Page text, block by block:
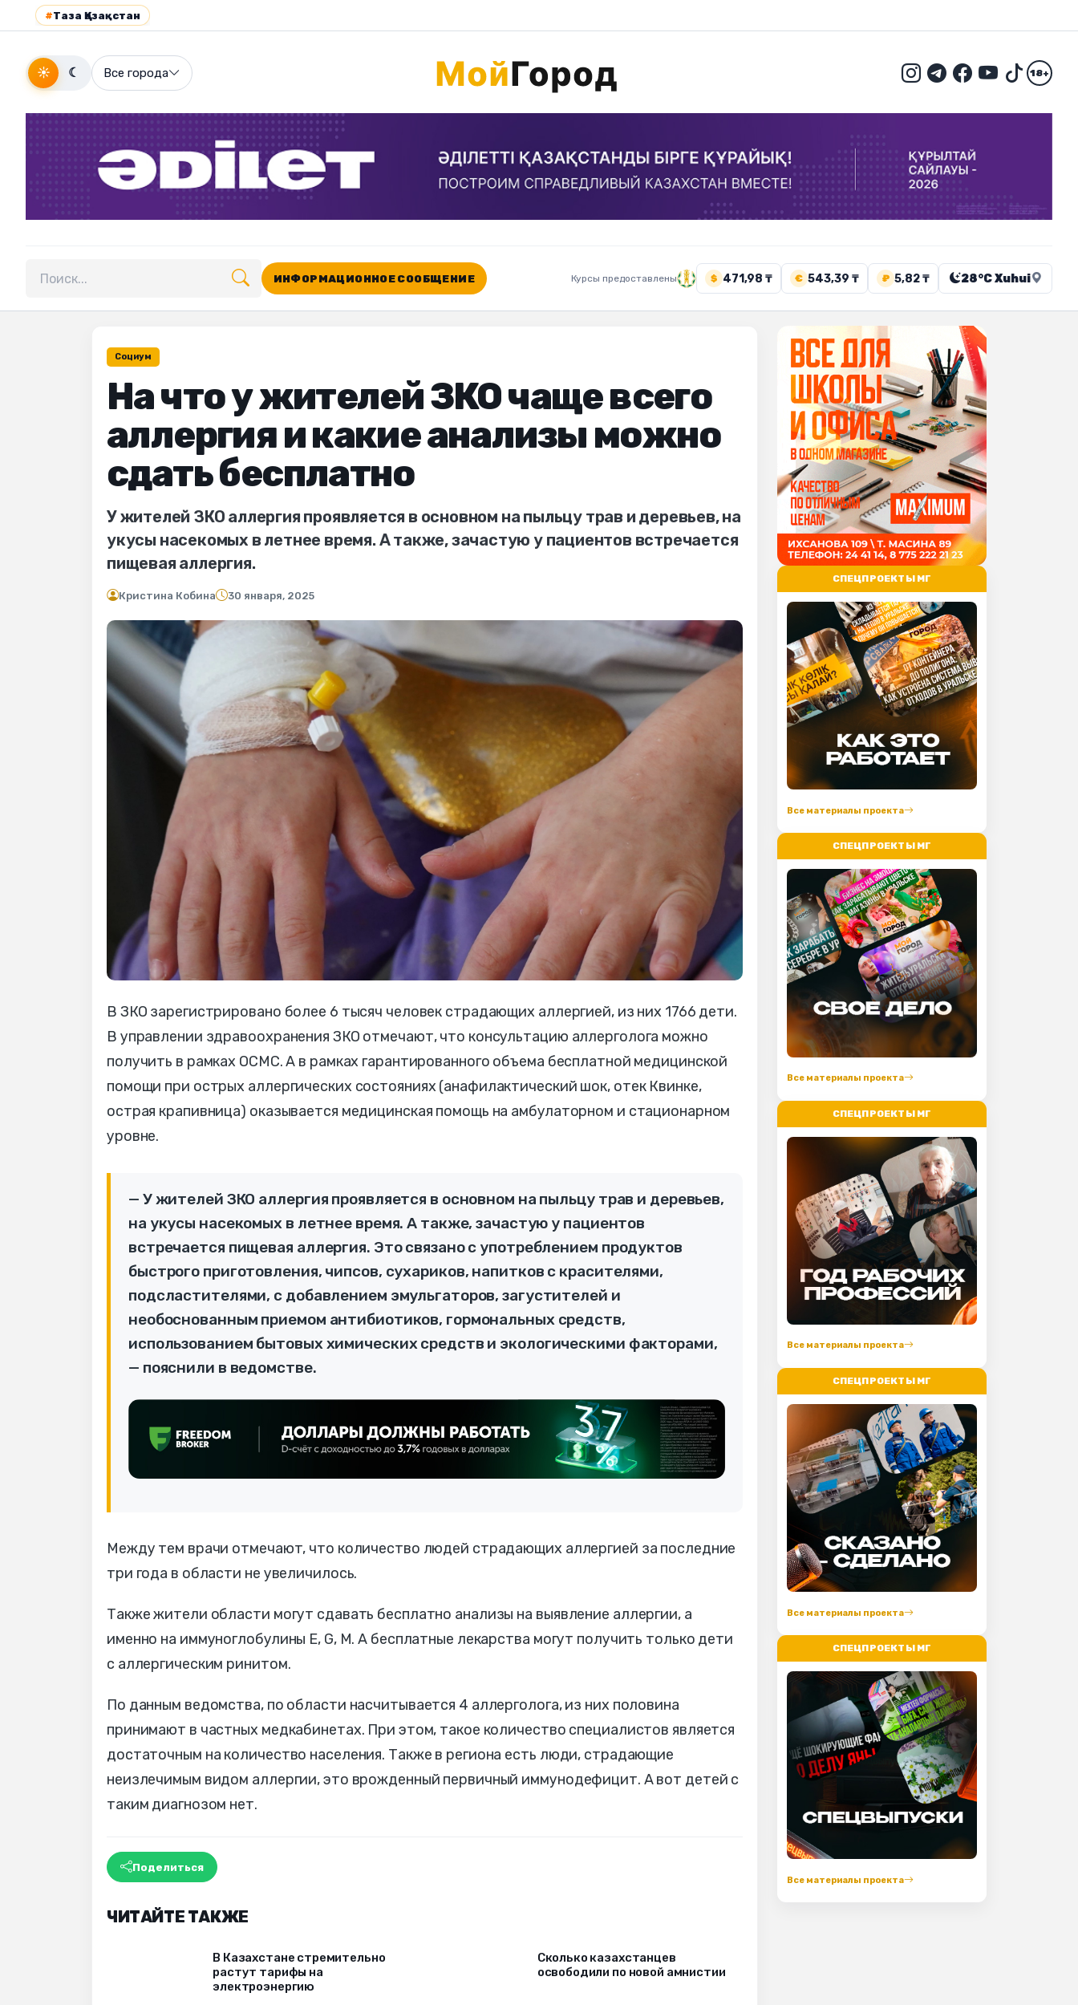
#Таза Қазақстан
☀ ☾ Все города 18+
Поиск по сайту
ИНФОРМАЦИОННОЕ СООБЩЕНИЕ Курсы предоставлены $ 471,98 ₸ € 543,39 ₸ ₽ 5,82 ₸ 28°C Xuhui
Социум
На что у жителей ЗКО чаще всего
аллергия и какие анализы можно
сдать бесплатно
У жителей ЗКО аллергия проявляется в основном на пыльцу трав и деревьев, на
укусы насекомых в летнее время. А также, зачастую у пациентов встречается
пищевая аллергия.
Кристина Кобина 30 января, 2025
В ЗКО зарегистрировано более 6 тысяч человек страдающих аллергией, из них 1766 дети.
В управлении здравоохранения ЗКО отмечают, что консультацию аллерголога можно
получить в рамках ОСМС. А в рамках гарантированного объема бесплатной медицинской
помощи при острых аллергических состояниях (анафилактический шок, отек Квинке,
острая крапивница) оказывается медицинская помощь на амбулаторном и стационарном
уровне.
— У жителей ЗКО аллергия проявляется в основном на пыльцу трав и деревьев,
на укусы насекомых в летнее время. А также, зачастую у пациентов
встречается пищевая аллергия. Это связано с употреблением продуктов
быстрого приготовления, чипсов, сухариков, напитков с красителями,
подсластителями, с добавлением эмульгаторов, загустителей и
необоснованным приемом антибиотиков, гормональных средств,
использованием бытовых химических средств и экологическими факторами,
— пояснили в ведомстве.
Между тем врачи отмечают, что количество людей страдающих аллергией за последние
три года в области не увеличилось.
Также жители области могут сдавать бесплатно анализы на выявление аллергии, а
именно на иммуноглобулины Е, G, М. А бесплатные лекарства могут получить только дети
с аллергическим ринитом.
По данным ведомства, по области насчитывается 4 аллерголога, из них половина
принимают в частных медкабинетах. При этом, такое количество специалистов является
достаточным на количество населения. Также в региона есть люди, страдающие
неизлечимым видом аллергии, это врожденный первичный иммунодефицит. А вот детей с
таким диагнозом нет.
Поделиться
ЧИТАЙТЕ ТАКЖЕ
В Казахстане стремительно
растут тарифы на
электроэнергию
Сколько казахстанцев
освободили по новой амнистии
СПЕЦПРОЕКТЫ МГ
Все материалы проекта
СПЕЦПРОЕКТЫ МГ
Все материалы проекта
СПЕЦПРОЕКТЫ МГ
Все материалы проекта
СПЕЦПРОЕКТЫ МГ
Все материалы проекта
СПЕЦПРОЕКТЫ МГ
Все материалы проекта